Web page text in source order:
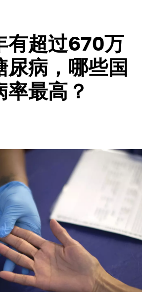
有超过670万
尿病，哪些国
最高？